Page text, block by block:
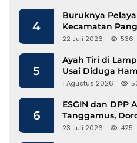
4
Buruknya
Kecamatan
Disdukcapil
22 Juli 2026 536
5
Ayah Tiri di
Usai Diduga
1 Agustus 2026
6
ESGIN dan DPP
Tanggamus,
Berbasis Kopi
23 Juli 2026 425